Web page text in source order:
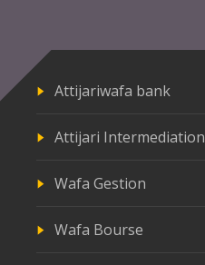
Attijariwafa bank
Attijari Intermediation
Wafa Gestion
Wafa Bourse